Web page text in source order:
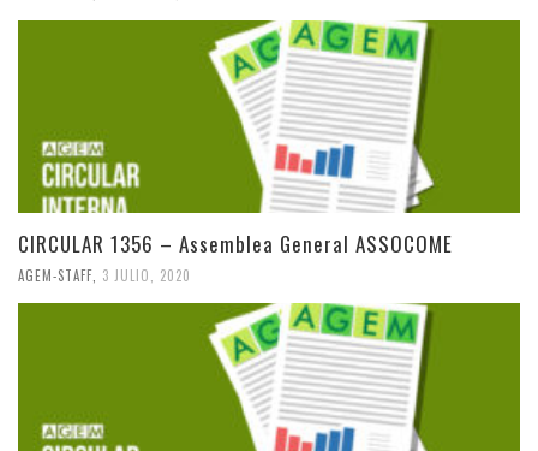
CIRCULAR 1356 – Assemblea General ASSOCOME
AGEM-STAFF 3 JULIO, 2020